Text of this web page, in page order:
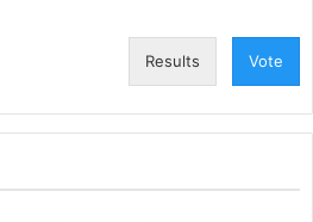
Results Vote